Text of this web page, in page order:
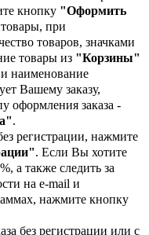
кнопку "Оформить
при
товаров, значками
товары из "Корзины"
наименование
Вашему заказу,
оформления заказа -
.
регистрации, нажмите
. Если Вы хотите
а также следить за
на e-mail и
нажмите кнопку
без регистрации или с